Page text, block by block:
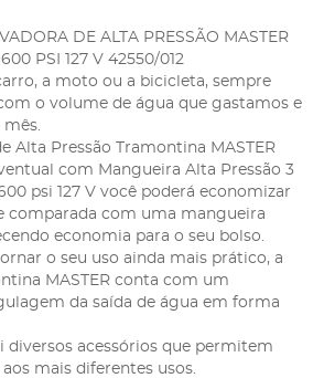
DE ALTA PRESSÃO MASTER
PSI 127 V 42550/012
a moto ou a bicicleta, sempre
o volume de água que gastamos e
Alta Pressão Tramontina MASTER
com Mangueira Alta Pressão 3
psi 127 V você poderá economizar
comparada com uma mangueira
economia para o seu bolso.
o seu uso ainda mais prático, a
MASTER conta com um
da saída de água em forma
diversos acessórios que permitem
mais diferentes usos.